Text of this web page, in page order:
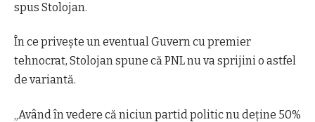
spus Stolojan.
În ce privește un eventual Guvern cu premier
tehnocrat, Stolojan spune că PNL nu va sprijini o astfel
de variantă.
„Având în vedere că niciun partid politic nu deține 50%